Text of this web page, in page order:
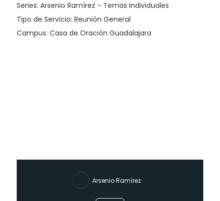
Series: Arsenio Ramírez - Temas Individuales
Tipo de Servicio: Reunión General
Campus: Casa de Oración Guadalajara
Arsenio Ramírez